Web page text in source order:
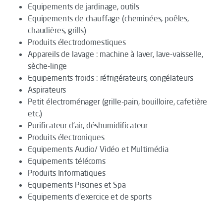
Equipements de jardinage, outils
Equipements de chauffage (cheminées, poêles,
chaudières, grills)
Produits électrodomestiques
Appareils de lavage : machine à laver, lave-vaisselle,
sèche-linge
Equipements froids : réfrigérateurs, congélateurs
Aspirateurs
Petit électroménager (grille-pain, bouilloire, cafetière
etc.)
Purificateur d’air, déshumidificateur
Produits électroniques
Equipements Audio/ Vidéo et Multimédia
Equipements télécoms
Produits Informatiques
Equipements Piscines et Spa
Equipements d’exercice et de sports